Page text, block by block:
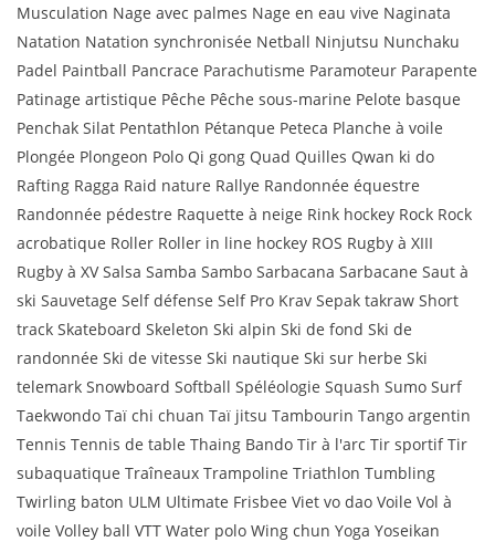
Musculation Nage avec palmes Nage en eau vive Naginata
Natation Natation synchronisée Netball Ninjutsu Nunchaku
Padel Paintball Pancrace Parachutisme Paramoteur Parapente
Patinage artistique Pêche Pêche sous-marine Pelote basque
Penchak Silat Pentathlon Pétanque Peteca Planche à voile
Plongée Plongeon Polo Qi gong Quad Quilles Qwan ki do
Rafting Ragga Raid nature Rallye Randonnée équestre
Randonnée pédestre Raquette à neige Rink hockey Rock Rock
acrobatique Roller Roller in line hockey ROS Rugby à XIII
Rugby à XV Salsa Samba Sambo Sarbacana Sarbacane Saut à
ski Sauvetage Self défense Self Pro Krav Sepak takraw Short
track Skateboard Skeleton Ski alpin Ski de fond Ski de
randonnée Ski de vitesse Ski nautique Ski sur herbe Ski
telemark Snowboard Softball Spéléologie Squash Sumo Surf
Taekwondo Taï chi chuan Taï jitsu Tambourin Tango argentin
Tennis Tennis de table Thaing Bando Tir à l'arc Tir sportif Tir
subaquatique Traîneaux Trampoline Triathlon Tumbling
Twirling baton ULM Ultimate Frisbee Viet vo dao Voile Vol à
voile Volley ball VTT Water polo Wing chun Yoga Yoseikan